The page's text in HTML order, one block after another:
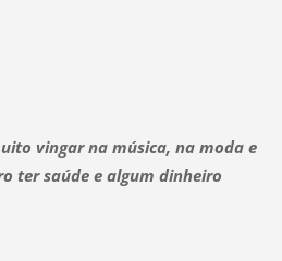
vingar na música, na moda e
ter saúde e algum dinheiro